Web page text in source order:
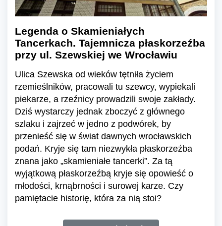
Legenda o Skamieniałych
Tancerkach. Tajemnicza płaskorzeźba
przy ul. Szewskiej we Wrocławiu
Ulica Szewska od wieków tętniła życiem
rzemieślników, pracowali tu szewcy, wypiekali
piekarze, a rzeźnicy prowadzili swoje zakłady.
Dziś wystarczy jednak zboczyć z głównego
szlaku i zajrzeć w jedno z podwórek, by
przenieść się w świat dawnych wrocławskich
podań. Kryje się tam niezwykła płaskorzeźba
znana jako „skamieniałe tancerki”. Za tą
wyjątkową płaskorzeźbą kryje się opowieść o
młodości, krnąbrności i surowej karze. Czy
pamiętacie historię, która za nią stoi?